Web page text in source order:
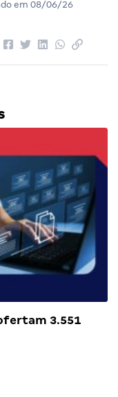
em 08/06/26
3.551